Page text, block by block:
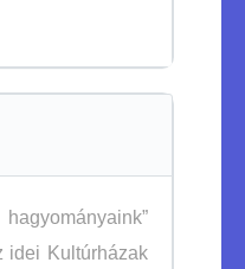
idei Kultúrházak